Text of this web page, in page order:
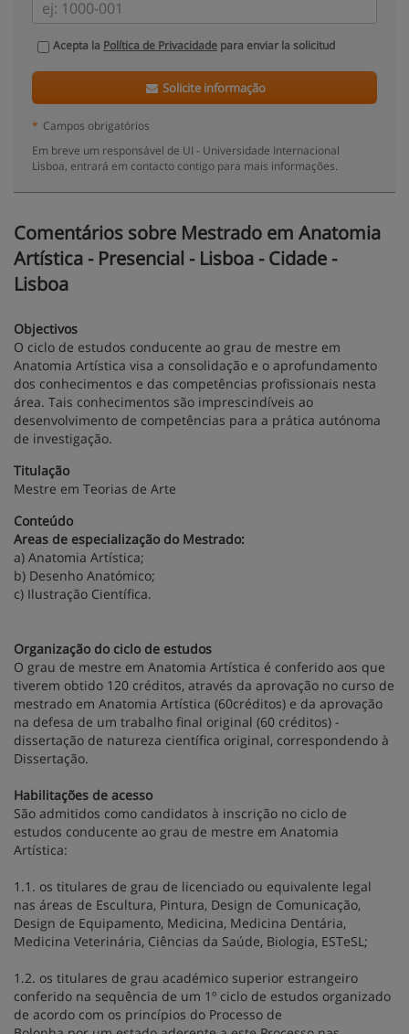
Acepta la Política de Privacidade para enviar la solicitud
Solicite informação
* Campos obrigatórios
Em breve um responsável de UI - Universidade Internacional
Lisboa, entrará em contacto contigo para mais informações.
Comentários sobre Mestrado em Anatomia
Artística - Presencial - Lisboa - Cidade -
Lisboa
Objectivos
O ciclo de estudos conducente ao grau de mestre em
Anatomia Artística visa a consolidação e o aprofundamento
dos conhecimentos e das competências profissionais nesta
área. Tais conhecimentos são imprescindíveis ao
desenvolvimento de competências para a prática autónoma
de investigação.
Titulação
Mestre em Teorias de Arte
Conteúdo
Areas de especialização do Mestrado:
a) Anatomia Artística;
b) Desenho Anatómico;
c) Ilustração Científica.
Organização do ciclo de estudos
O grau de mestre em Anatomia Artística é conferido aos que
tiverem obtido 120 créditos, através da aprovação no curso de
mestrado em Anatomia Artística (60créditos) e da aprovação
na defesa de um trabalho final original (60 créditos) -
dissertação de natureza científica original, correspondendo à
Dissertação.
Habilitações de acesso
São admitidos como candidatos à inscrição no ciclo de
estudos conducente ao grau de mestre em Anatomia
Artística:
1.1. os titulares de grau de licenciado ou equivalente legal
nas áreas de Escultura, Pintura, Design de Comunicação,
Design de Equipamento, Medicina, Medicina Dentária,
Medicina Veterinária, Ciências da Saúde, Biologia, ESTeSL;
1.2. os titulares de grau académico superior estrangeiro
conferido na sequência de um 1º ciclo de estudos organizado
de acordo com os princípios do Processo de